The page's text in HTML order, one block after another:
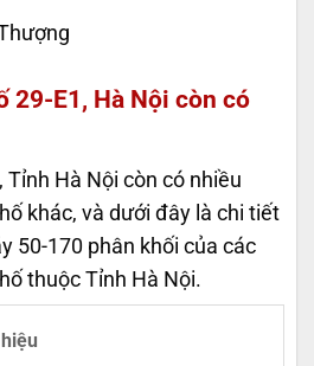
29-E1, Hà Nội còn có
Tỉnh Hà Nội còn có nhiều
khác, và dưới đây là chi tiết
50-170 phân khối của các
thuộc Tỉnh Hà Nội.